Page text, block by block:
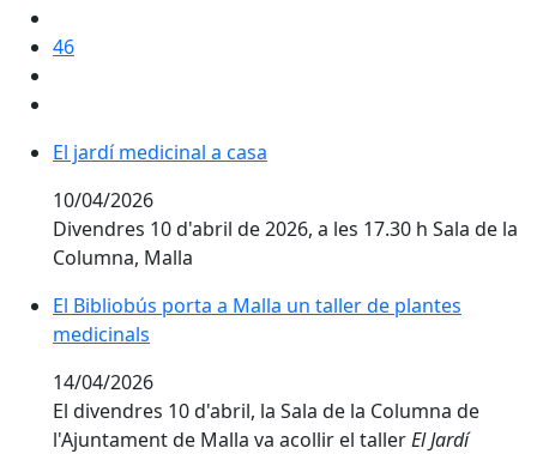
46
El jardí medicinal a casa
El jardí medicinal a casa
10/04/2026
Divendres 10 d'abril de 2026, a les 17.30 h Sala de la
Columna, Malla
El Bibliobús porta a Malla un taller de plantes
El Bibliobús porta a Malla un taller de plantes
medicinals
14/04/2026
El divendres 10 d'abril, la Sala de la Columna de
l'Ajuntament de Malla va acollir el tallerEl Jardí